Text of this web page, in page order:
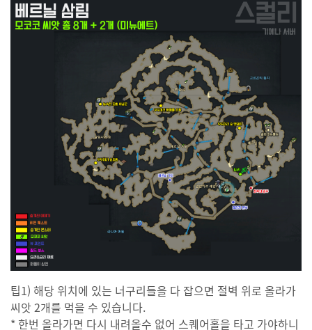
팁1) 해당 위치에 있는 너구리들을 다 잡으면 절벽 위로 올라가
씨앗 2개를 먹을 수 있습니다.
* 한번 올라가면 다시 내려올수 없어 스퀘어홀을 타고 가야하니